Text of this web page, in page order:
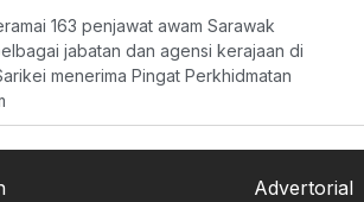
163 penjawat awam Sarawak
jabatan dan agensi kerajaan di
menerima Pingat Perkhidmatan
Advertorial